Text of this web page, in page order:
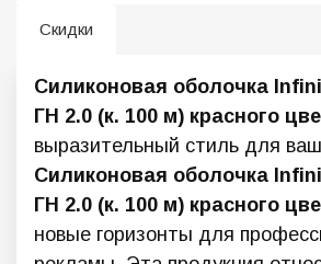
Скидки
Силиконовая оболочка
ГН 2.0 (к. 100 м) красного
выразительный стиль для
Силиконовая оболочка
ГН 2.0 (к. 100 м) красного
новые горизонты для